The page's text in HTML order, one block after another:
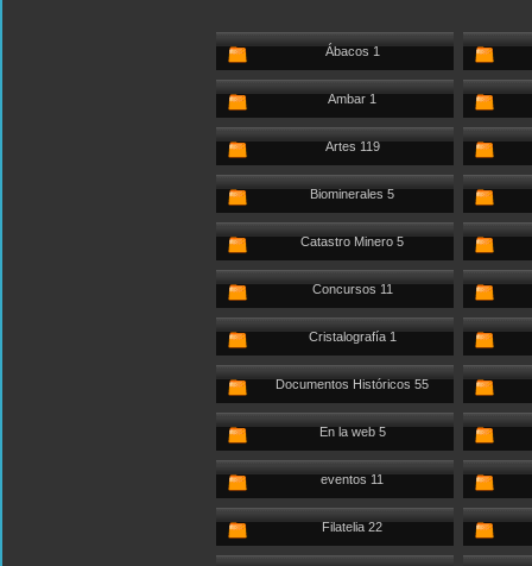
Ábacos 1
Ambar 1
Artes 119
Biominerales 5
Catastro Minero 5
Concursos 11
Cristalografía 1
Documentos Históricos 55
En la web 5
eventos 11
Filatelia 22